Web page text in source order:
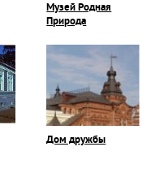
Музей Родная
Природа
Дом дружбы